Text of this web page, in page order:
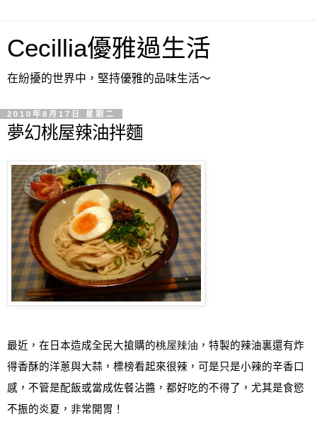
Cecillia優雅過生活
在紛擾的世界中，堅持優雅的品味生活～
2010年8月17日 星期二
夢幻桃屋辣油拌麵
最近 ， 在日本造成全民大搶購的桃屋辣油 ，特製的辣油裏還有炸
得香酥的洋蔥與大蒜，標榜看起來很辣 ， 可是只是小辣的辛香口
感 ，不管是配飯或當成佐餐沾醬，都好吃的不得了，尤其是食慾
不振的炎夏，非常開胃！